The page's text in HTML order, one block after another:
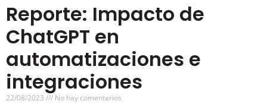
Reporte: Impacto de
ChatGPT en
automatizaciones e
integraciones
22/08/2023 No hay comentarios